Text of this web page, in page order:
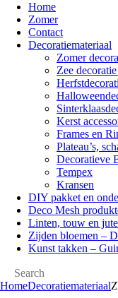
Home
Zomer
Contact
Decoratiemateriaal
Zomer
Zee
Kerst
Frames en
Plateau’s,
Decoratieve
Tempex
Kransen
DIY pakket en
Deco Mesh
Linten, touw en jute
Zijden bloemen –
Kunst takken –
HomeDecoratiemateriaal